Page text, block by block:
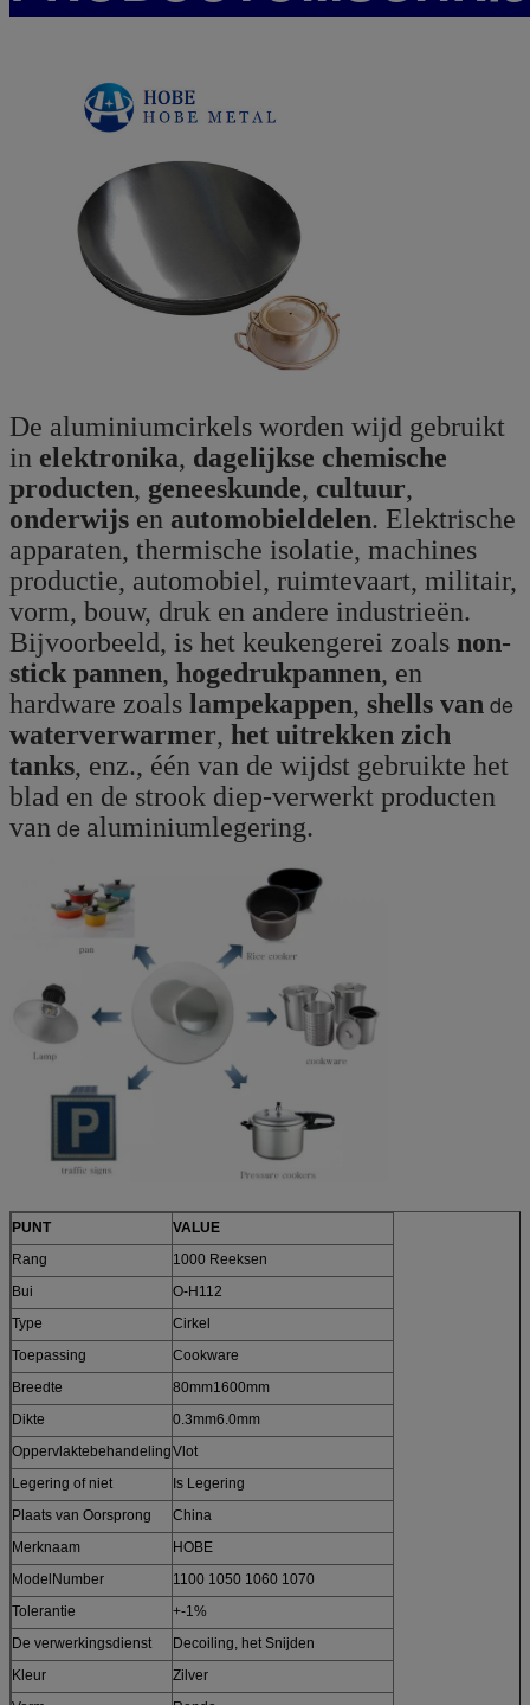
De aluminiumcirkels worden wijd gebruikt
in elektronika, dagelijkse chemische
producten, geneeskunde, cultuur,
onderwijs en automobieldelen. Elektrische
apparaten, thermische isolatie, machines
productie, automobiel, ruimtevaart, militair,
vorm, bouw, druk en andere industrieën.
Bijvoorbeeld, is het keukengerei zoals non-
stick pannen, hogedrukpannen, en
hardware zoals lampekappen, shells vande
waterverwarmer, het uitrekken zich
tanks, enz., één van de wijdst gebruikte het
blad en de strook diep-verwerkt producten
vande aluminiumlegering.
PUNT
VALUE
Rang
1000 Reeksen
Bui
O-H112
Type
Cirkel
Toepassing
Cookware
Breedte
80mm1600mm
Dikte
0.3mm6.0mm
OppervlaktebehandelingVlot
Legering of niet
Is Legering
Plaats van Oorsprong
China
Merknaam
HOBE
ModelNumber
1100 1050 1060 1070
Tolerantie
+-1%
De verwerkingsdienst
Decoiling, het Snijden
Kleur
Zilver